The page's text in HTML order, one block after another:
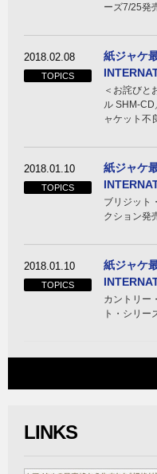
ーズ7/25発
2018.02.08
TOPICS
紙ジャケ
＜お詫びと
ル SHM-
ャケット不
2018.01.10
TOPICS
紙ジャケ
ブリジット
クション発
2018.01.10
TOPICS
紙ジャケ
カントリー
ト・シリー
LINKS